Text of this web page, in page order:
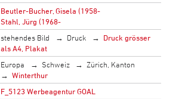
Beutler-Bucher, Gisela (1958-
Stahl, Jürg (1968-
stehendes Bild Druck
Druck grösser
als A4, Plakat
Europa Schweiz
Zürich, Kanton
Winterthur
F_5123 Werbeagentur GOAL